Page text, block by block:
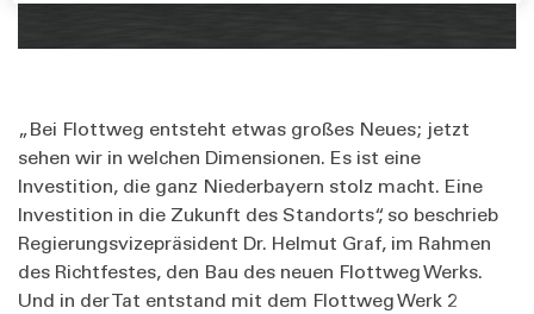
„Bei Flottweg entsteht etwas großes Neues; jetzt
sehen wir in welchen Dimensionen. Es ist eine
Investition, die ganz Niederbayern stolz macht. Eine
Investition in die Zukunft des Standorts“, so beschrieb
Regierungsvizepräsident Dr. Helmut Graf, im Rahmen
des Richtfestes, den Bau des neuen Flottweg Werks.
Und in der Tat entstand mit dem Flottweg Werk 2